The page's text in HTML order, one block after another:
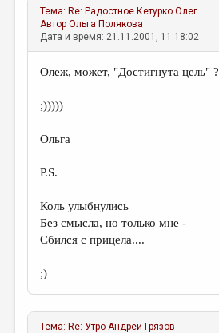
Тема: Re: Радостное Кетурко Олег
АвторОльга Полякова
Дата и время: 21.11.2001, 11:18:02
Олеж, может, "Достигнута цель" ?
;)))))
Ольга
P.S.
Коль улыбнулись
Без смысла, но только мне -
Сбился с прицела....
;)
Тема: Re: Утро Андрей Грязов